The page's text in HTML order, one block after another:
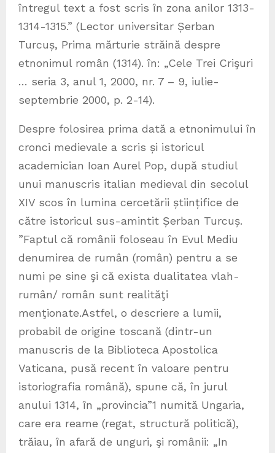
întregul text a fost scris în zona anilor 1313-
1314-1315.” (Lector universitar Șerban
Turcuș, Prima mărturie străină despre
etnonimul român (1314). în: „Cele Trei Crişuri
… seria 3, anul 1, 2000, nr. 7 – 9, iulie-
septembrie 2000, p. 2-14).
Despre folosirea prima dată a etnonimului în
cronci medievale a scris și istoricul
academician Ioan Aurel Pop, după studiul
unui manuscris italian medieval din secolul
XIV scos în lumina cercetării științifice de
către istoricul sus-amintit Șerban Turcuș.
”Faptul că românii foloseau în Evul Mediu
denumirea de rumân (român) pentru a se
numi pe sine şi că exista dualitatea vlah-
rumân/ român sunt realităţi
menţionate.Astfel, o descriere a lumii,
probabil de origine toscană (dintr-un
manuscris de la Biblioteca Apostolica
Vaticana, pusă recent în valoare pentru
istoriografia română), spune că, în jurul
anului 1314, în „provincia”1 numită Ungaria,
care era reame (regat, structură politică),
trăiau, în afară de unguri, şi românii: „In